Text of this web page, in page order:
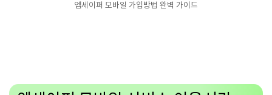
엠세이퍼 모바일 가입방법 완벽 가이드